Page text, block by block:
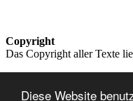
Diese Website
Copyright
Das Copyright aller Texte